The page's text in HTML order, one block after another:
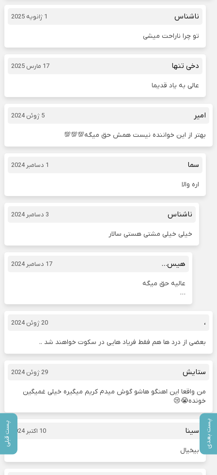
پست بعدی پست قبلی
ناشناس 1 ژانویه 2025
تو چرا ناراحت میشی
دخی تنها 17 مارس 2025
عالی به یاد قدیما
امیر 5 ژوئن 2024
بهتر از این خواننده نیست همش حق میگه💯💯💯
سما 1 دسامبر 2024
اره والا
ناشناس 3 دسامبر 2024
خیلی خیلی مشتی هستی سالار
هیس… 17 دسامبر 2024
عالیه حق میگه
…
، 20 ژوئن 2024
بعضی از درد ها هم فقط فریاد هایی در سکوت خواهند شد ..
ستایش 29 ژوئن 2024
من واقعا این اهنگو هاشو گوش میدم کریم میگیره خیلی غمیگین
خونده😭😢
سینا 10 اکتبر 2024
بیخیال